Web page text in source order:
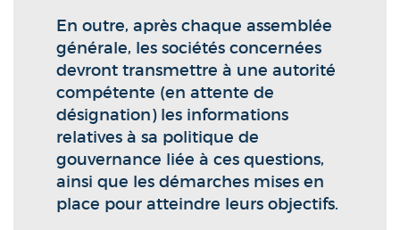
En outre, après chaque assemblée
générale, les sociétés concernées
devront transmettre à une autorité
compétente (en attente de
désignation) les informations
relatives à sa politique de
gouvernance liée à ces questions,
ainsi que les démarches mises en
place pour atteindre leurs objectifs.